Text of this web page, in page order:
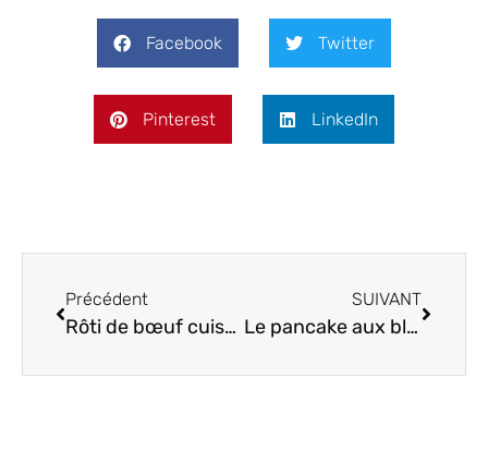
Facebook Twitter
Pinterest LinkedIn
Précédent
Rôti de bœuf cuisson lente : 7 étapes pour une viande fondante
SUIVANT
Le pancake aux blancs d’œufs : une révolution gourmande et légère